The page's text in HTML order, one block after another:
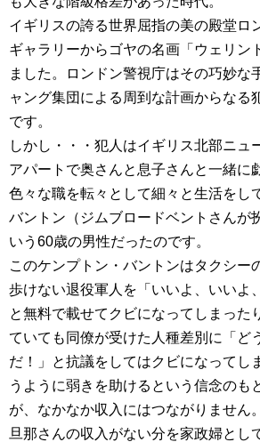
イギリスの誇る世界屈指の美の殿堂ロ
ギャラリーからゴヤの名画「ウェリン
ました。ロンドン警視庁はその巧妙な
ャング集団による周到な計画からなる
です。
しかし・・・犯人はイギリス北部ニュ
アパートで奥さんと息子さんと一緒に
色々な職を転々として細々と生活をし
バントン（ジムブロードベントさんが
いう60歳の男性だったのです。
このケンプトン・バントンはタクシー
歩けない退役軍人を「いいよ、いいよ
と無料で載せてクビになってしまった
ていても同僚が受けた人種差別に「ど
だ！」と抗議をしてはクビになってし
うように弱きを助けるという信念のも
が、なかなか収入にはつながりません。
旦那さんの収入がない分を家政婦とし